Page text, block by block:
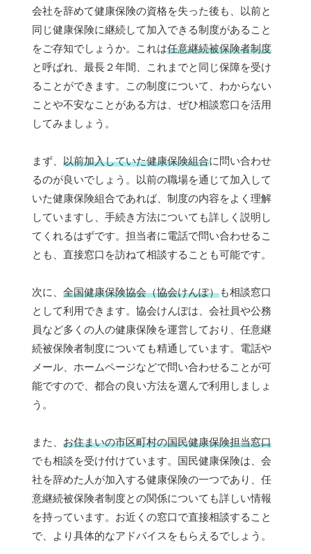
会社を辞めて健康保険の資格を失った後も、以前と
同じ健康保険に継続して加入できる制度があること
をご存知でしょうか。これは任意継続被保険者制度
と呼ばれ、最長２年間、これまでと同じ保障を受け
ることができます。この制度について、わからない
ことや不安なことがある方は、ぜひ相談窓口を活用
してみましょう。
まず、 以前加入していた健康保険組合に問い合わせ
るのが良いでしょう。以前の職場を通じて加入して
いた健康保険組合であれば、制度の内容をよく理解
していますし、手続き方法についても詳しく説明し
てくれるはずです。担当者に電話で問い合わせるこ
とも、直接窓口を訪ねて相談することも可能です。
次に、 全国健康保険協会（協会けんぽ）も相談窓口
として利用できます。協会けんぽは、会社員や公務
員など多くの人の健康保険を運営しており、任意継
続被保険者制度についても精通しています。電話や
メール、ホームページなどで問い合わせることが可
能ですので、都合の良い方法を選んで利用しましょ
う。
また、 お住まいの市区町村の国民健康保険担当窓口
でも相談を受け付けています。国民健康保険は、会
社を辞めた人が加入する健康保険の一つであり、任
意継続被保険者制度との関係についても詳しい情報
を持っています。お近くの窓口で直接相談すること
で、より具体的なアドバイスをもらえるでしょう。